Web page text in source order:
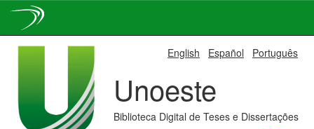
English Español Português
Unoeste
Biblioteca Digital de Teses e Dissertações